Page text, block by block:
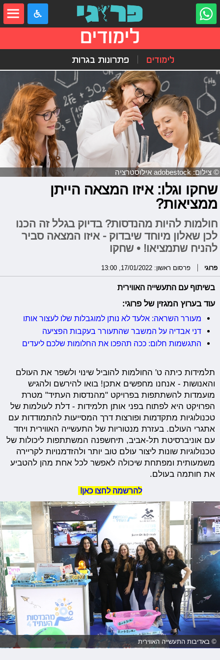
לימודים
לימודים פתרונות בגרות
© צילום: adobestock אילוסטרציה
שחקו וגלו: איזו המצאה הייתן
ממציאות?
חולמות להיות מהנדסות? בדיוק בגלל זה הכנו
לכן שאלון מיוחד שיבדוק - איזו המצאה סביר
להניח שתמציאו! • שחקו
פרוגי פרסום ראשון: 17/01/2022, 13:00
בשיתוף עם התעשייה האווירית
עוד בערוץ המגזין של פרוגי:
מעורר השראה: אלעד לא נותן למוגבלות שלו לעצור אותו
דני אבדיה על המשבר שהתעורר בעקבות הפציעה
התגשמות חלום: ככה תהפכו את החלומות שלכם ליעדים
תלמידות כיתה ט' החולמות להוביל שינוי ולשפר את העולם
והאנושות - אנחנו מחפשים אתכן! בואו להירשם ולהגיש
מועמדות להשתתפות בפרויקט "מהנדסות העתיד" מטרת
הפרויקט היא לפתוח בפני אותן תלמידות - דלת לעולמות של
טכנולוגיות מתקדמות ופורצות דרך המסייעות להתמודדות עם
אתגרי העולם. בעזרת מנטוריות של התעשייה האווירית ויחד
עם אוניברסיטת תל-אביב, תיחשפנה המשתתפות ליכולות של
טכנולוגיות שונות ליצור עולם טוב יותר ולהזדמנויות לקריירה
משמעותית ומפתחת שיכולה לאפשר לכל אחת מהן להטביע
את חותמה בעולם.
להרשמה לחצו כאן!
© באדיבות התעשייה האווירית